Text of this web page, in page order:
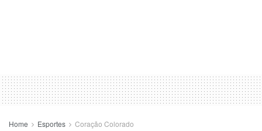
Home Esportes Coração Colorado